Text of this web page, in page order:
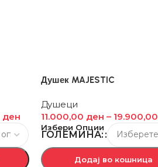
ден
Душек MAJESTIC
Душеци
11.000,00 ден – 19.900,00
Избери Опции
ГОЛЕМИНА:
Додај во кошница